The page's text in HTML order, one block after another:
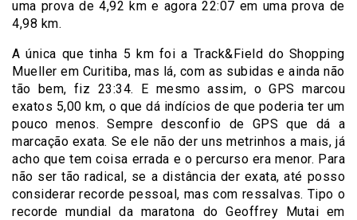
uma prova de 4,92 km e agora 22:07 em uma prova de
4,98 km.
A única que tinha 5 km foi a Track&Field do Shopping
Mueller em Curitiba, mas lá, com as subidas e ainda não
tão bem, fiz 23:34. E mesmo assim, o GPS marcou
exatos 5,00 km, o que dá indícios de que poderia ter um
pouco menos. Sempre desconfio de GPS que dá a
marcação exata. Se ele não der uns metrinhos a mais, já
acho que tem coisa errada e o percurso era menor. Para
não ser tão radical, se a distância der exata, até posso
considerar recorde pessoal, mas com ressalvas. Tipo o
recorde mundial da maratona do Geoffrey Mutai em